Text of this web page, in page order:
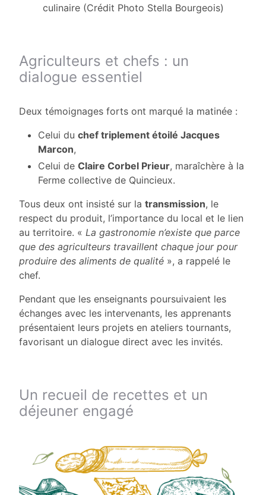
culinaire (Crédit Photo Stella Bourgeois)
Agriculteurs et chefs : un
dialogue essentiel
Deux témoignages forts ont marqué la matinée :
Celui du chef triplement étoilé Jacques
Marcon,
Celui de Claire Corbel Prieur, maraîchère à la
Ferme collective de Quincieux.
Tous deux ont insisté sur la transmission, le
respect du produit, l’importance du local et le lien
au territoire. « La gastronomie n’existe que parce
que des agriculteurs travaillent chaque jour pour
produire des aliments de qualité », a rappelé le
chef.
Pendant que les enseignants poursuivaient les
échanges avec les intervenants, les apprenants
présentaient leurs projets en ateliers tournants,
favorisant un dialogue direct avec les invités.
Un recueil de recettes et un
déjeuner engagé